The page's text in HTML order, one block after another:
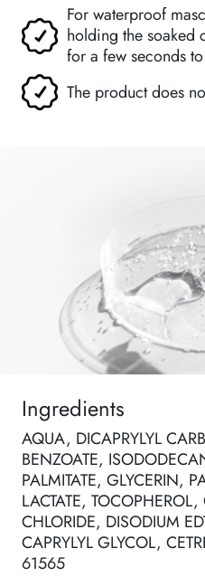
For waterproof
holding the soaked
for a few seconds
The product does
Ingredients
AQUA, DICAPRYLYL
BENZOATE,
PALMITATE, GLYCERIN,
LACTATE,
CHLORIDE, DISODIUM
CAPRYLYL GLYCOL,
61565